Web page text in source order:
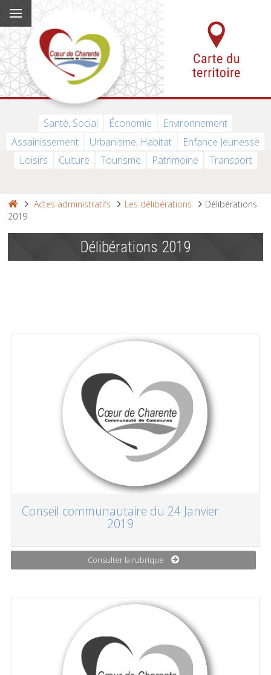
Santé, Social Économie
Environnement
Assainissement
Urbanisme, Habitat
Enfance Jeunesse
Loisirs
Culture Tourisme Patrimoine Transport
Actes administratifs Les délibérations
Délibérations
2019
Délibérations 2019
Conseil communautaire du 24 Janvier
2019
Consulter la rubrique